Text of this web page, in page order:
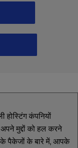
होस्टिंग कंपनियों
मुद्दों को हल करने
पैकेजों के बारे में, आपके